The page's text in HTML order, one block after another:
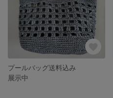
プールバッグ送料込み
展示中